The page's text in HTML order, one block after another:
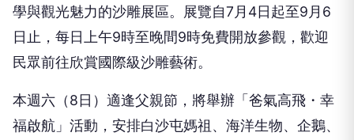
學與觀光魅力的沙雕展區。展覽自7月4日起至9月6
日止，每日上午9時至晚間9時免費開放參觀，歡迎
民眾前往欣賞國際級沙雕藝術。
本週六（8日）適逢父親節，將舉辦「爸氣高飛・幸
福啟航」活動，安排白沙屯媽祖、海洋生物、企鵝、